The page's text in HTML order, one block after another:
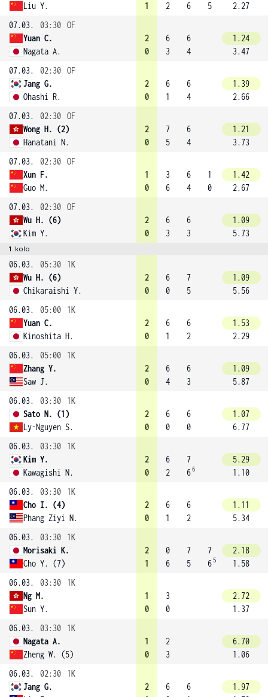
Liu Y.
1
2
6
5
2.27
07.03.
03:30 OF
Yuan C.
Nagata A.
2
0
6
3
6
4
1.24
3.47
07.03.
02:30 OF
Jang G.
Ohashi R.
2
0
6
1
6
4
1.39
2.66
07.03.
02:30 OF
Wong H. (2)
Hanatani N.
2
0
7
5
6
4
1.21
3.73
07.03.
02:30 OF
Xun F.
Guo M.
1
0
3
6
6
4
1
0
1.42
2.67
07.03.
02:30 OF
Wu H. (6)
Kim Y.
2
0
6
3
6
3
1.09
5.73
1. kolo
06.03. 05:30
1K
Wu H. (6)
Chikaraishi Y.
2
0
6
0
7
5
1.09
5.56
06.03.
05:00
1K
Yuan C.
Kinoshita H.
2
0
6
1
6
2
1.53
2.29
06.03.
05:00
1K
Zhang Y.
Saw J.
2
0
6
4
6
3
1.09
5.87
06.03.
03:30
1K
Sato N. (1)
Ly-Nguyen S.
2
0
6
0
6
0
1.07
6.77
06.03.
03:30
1K
Kim Y.
Kawagishi N.
2
0
6
2
7
66
5.29
1.10
06.03.
03:30
1K
Cho I. (4)
Phang Ziyi N.
2
0
6
1
6
2
1.11
5.34
06.03.
03:30
1K
Morisaki K.
Cho Y. (7)
2
1
0
6
7
5
7
6 5
2.18
1.58
06.03.
03:30
1K
Ng M.
Sun Y.
1
0
3
0
2.72
1.37
06.03.
03:30
1K
Nagata A.
Zheng W. (5)
1
0
2
3
6.70
1.06
06.03.
02:30
1K
Jang G.
2
6
6
1.97